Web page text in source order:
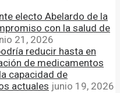
electo Abelardo de la
con la salud de
21, 2026
reducir hasta en
de medicamentos
capacidad de
actuales junio 19, 2026